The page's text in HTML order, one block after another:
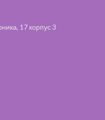
17 корпус 3